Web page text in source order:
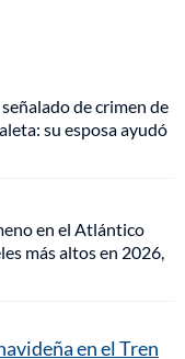
de crimen de
su esposa ayudó
en el Atlántico
más altos en 2026,
en el Tren